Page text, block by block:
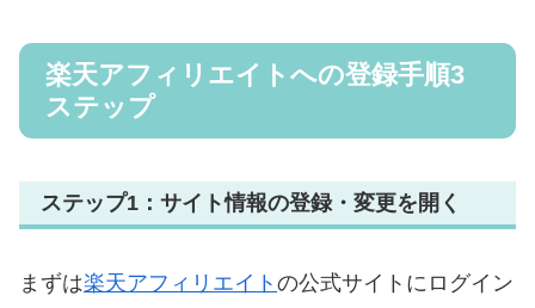
楽天アフィリエイトへの登録手順3
ステップ
ステップ1：サイト情報の登録・変更を開く
まずは楽天アフィリエイト の公式サイトにログイン